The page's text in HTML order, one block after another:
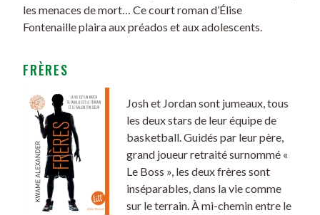
les menaces de mort… Ce court roman d’Élise
Fontenaille plaira aux préados et aux adolescents.
FRÈRES
Josh et Jordan sont jumeaux, tous
les deux stars de leur équipe de
basketball. Guidés par leur père,
grand joueur retraité surnommé «
Le Boss », les deux frères sont
inséparables, dans la vie comme
sur le terrain. À mi-chemin entre le